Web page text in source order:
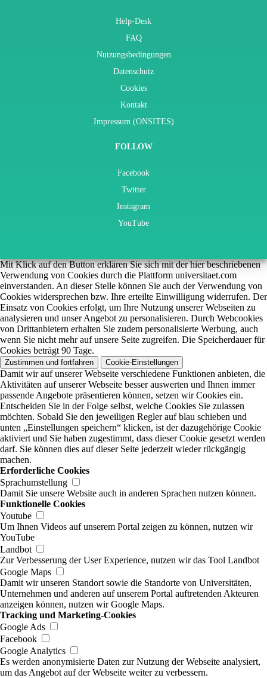
Help-Desk
FAQ
Nutzungsbedingungen
Datenschutz
Cookies
Kontakt
Impressum (ONSITES)
FOLLOW
Facebook
Twitter
Instagram
YouTube
Mit Klick auf den Button erklären Sie sich mit der hier beschriebenen
Verwendung von Cookies durch die Plattform universitaet.com
einverstanden. An dieser Stelle können Sie auch der Verwendung von
Cookies widersprechen bzw. Ihre erteilte Einwilligung widerrufen. Der
Einsatz von Cookies erfolgt, um Ihre Nutzung unserer Webseiten zu
analysieren und unser Angebot zu personalisieren. Durch Webcookies
von Drittanbietern erhalten Sie zudem personalisierte Werbung, auch
wenn Sie nicht mehr auf unsere Seite zugreifen. Die Speicherdauer für
Cookies beträgt 90 Tage.
Zustimmen und fortfahren Cookie-Einstellungen
Damit wir auf unserer Webseite verschiedene Funktionen anbieten, die
Aktivitäten auf unserer Webseite besser auswerten und Ihnen immer
passende Angebote präsentieren können, setzen wir Cookies ein.
Entscheiden Sie in der Folge selbst, welche Cookies Sie zulassen
möchten. Sobald Sie den jeweiligen Regler auf blau schieben und
unten „Einstellungen speichern“ klicken, ist der dazugehörige Cookie
aktiviert und Sie haben zugestimmt, dass dieser Cookie gesetzt werden
darf. Sie können dies auf dieser Seite jederzeit wieder rückgängig
machen.
Erforderliche Cookies
Sprachumstellung
Damit Sie unsere Website auch in anderen Sprachen nutzen können.
Funktionelle Cookies
Youtube
Um Ihnen Videos auf unserem Portal zeigen zu können, nutzen wir
YouTube
Landbot
Zur Verbesserung der User Experience, nutzen wir das Tool Landbot
Google Maps
Damit wir unseren Standort sowie die Standorte von Universitäten,
Unternehmen und anderen auf unserem Portal auftretenden Akteuren
anzeigen können, nutzen wir Google Maps.
Tracking und Marketing-Cookies
Google Ads
Facebook
Google Analytics
Es werden anonymisierte Daten zur Nutzung der Webseite analysiert,
um das Angebot auf der Webseite weiter zu verbessern.